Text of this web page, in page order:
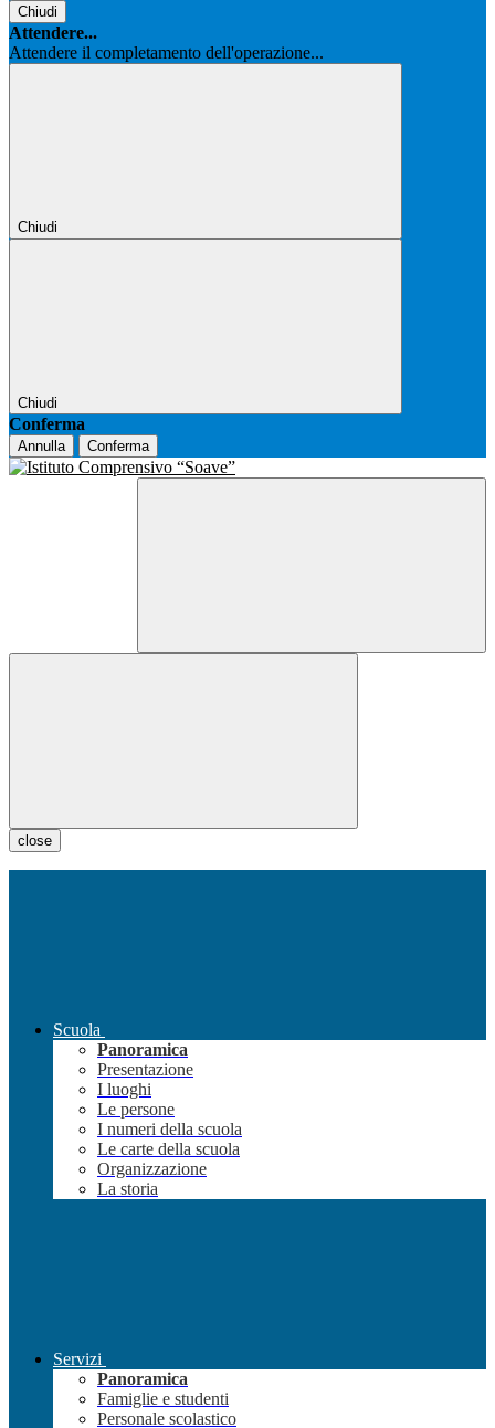
Chiudi
Attendere...
Attendere il completamento dell'operazione...
Chiudi
Chiudi
Conferma
Annulla Conferma
close
Scuola
Panoramica
Presentazione
I luoghi
Le persone
I numeri della scuola
Le carte della scuola
Organizzazione
La storia
Servizi
Panoramica
Famiglie e studenti
Personale scolastico